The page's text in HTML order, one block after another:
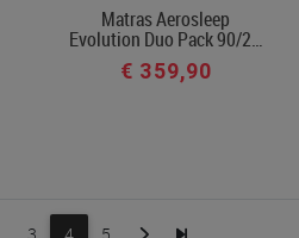
Matras Aerosleep
Evolution Duo Pack 90/2…
€ 359,90